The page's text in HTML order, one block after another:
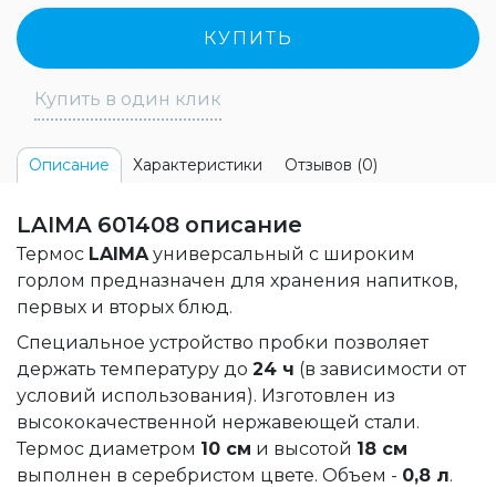
КУПИТЬ
Купить в один клик
Описание Характеристики Отзывов (0)
LAIMA 601408 описание
Термос LAIMAуниверсальный с широким
горлом предназначен для хранения напитков,
первых и вторых блюд.
Специальное устройство пробки позволяет
держать температуру до 24 ч (в зависимости от
условий использования). Изготовлен из
высококачественной нержавеющей стали.
Термос диаметром 10 см и высотой 18 см
выполнен в серебристом цвете. Объем - 0,8 л.